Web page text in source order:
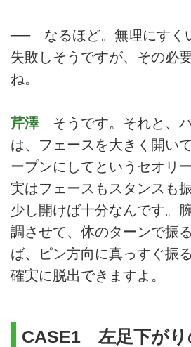
── なるほど。無理にすく
失敗しそうですが、その必
ね。
芹澤そうです。それと、バ
は、フェースを大きく開い
ープンにしてというセオリ
実はフェースもスタンスも
少し開けば十分なんです。
調させて、体のターンで振
ば、ピン方向に真っすぐ振
確実に脱出できますよ。
CASE1 左足下がり